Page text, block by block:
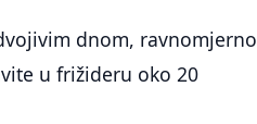
dnom, ravnomjerno
u frižideru oko 20